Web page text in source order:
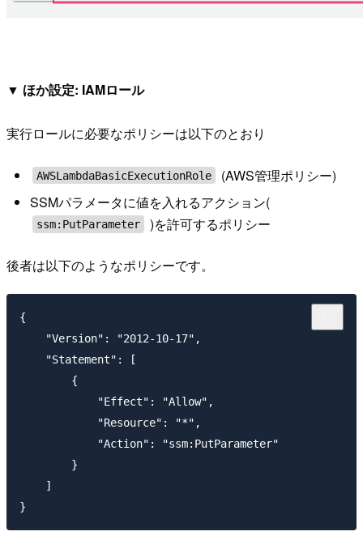
▼ ほか設定: IAMロール
実行ロールに必要なポリシーは以下のとおり
AWSLambdaBasicExecutionRole
(AWS管理ポリシー)
SSMパラメータに値を入れるアクション(
ssm:PutParameter )を許可するポリシー
後者は以下のようなポリシーです。
{
    "Version": "2012-10-17",
    "Statement": [
        {
            "Effect": "Allow",
            "Resource": "*",
            "Action": "ssm:PutParameter"
        }
    ]